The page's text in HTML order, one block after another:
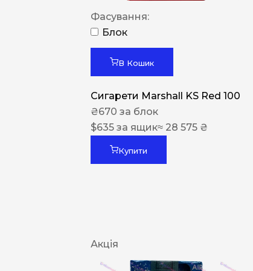
Фасування:
Блок
В Кошик
Сигарети Marshall KS Red 100
₴670 за блок
$635 за ящик≈ 28 575 ₴
Купити
Акція